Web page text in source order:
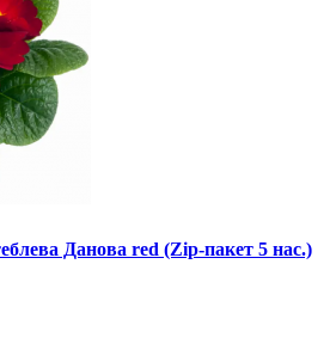
Данова red (Zip-пакет 5 нас.)